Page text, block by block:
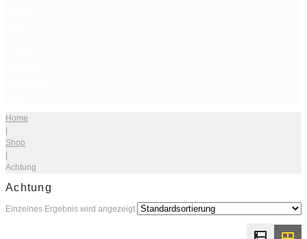
Home
|
Shop
|
Achtung
Achtung
Einzelnes Ergebnis wird angezeigt